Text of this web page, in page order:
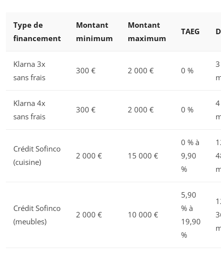
Type de
financement
Montant
minimum
Montant
maximum
TAEG
Klarna 3x
sans frais
300 € 2 000 € 0 %
3
Klarna 4x
sans frais
300 € 2 000 € 0 %
4
Crédit Sofinco
(cuisine)
2 000 € 15 000 €
0 % à
9,90
%
Crédit Sofinco
(meubles)
2 000 € 10 000 €
5,90
% à
19,90
%